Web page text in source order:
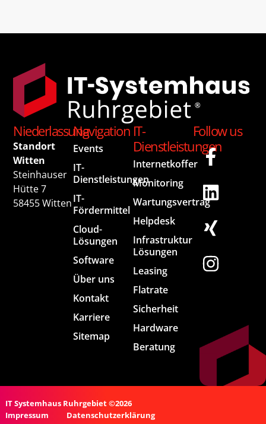
Niederlassung
Standort
Witten
Steinhauser
Hütte 7
58455 Witten
Navigation
Events
IT-
Dienstleistungen
IT-
Fördermittel
Cloud-
Lösungen
Software
Über uns
Kontakt
Karriere
Sitemap
IT-
Dienstleistungen
Internetkoffer
Monitoring
Wartungsvertrag
Helpdesk
Infrastruktur
Lösungen
Leasing
Flatrate
Sicherheit
Hardware
Beratung
Follow us
IT Systemhaus Ruhrgebiet ©2026
Impressum
Datenschutzerklärung